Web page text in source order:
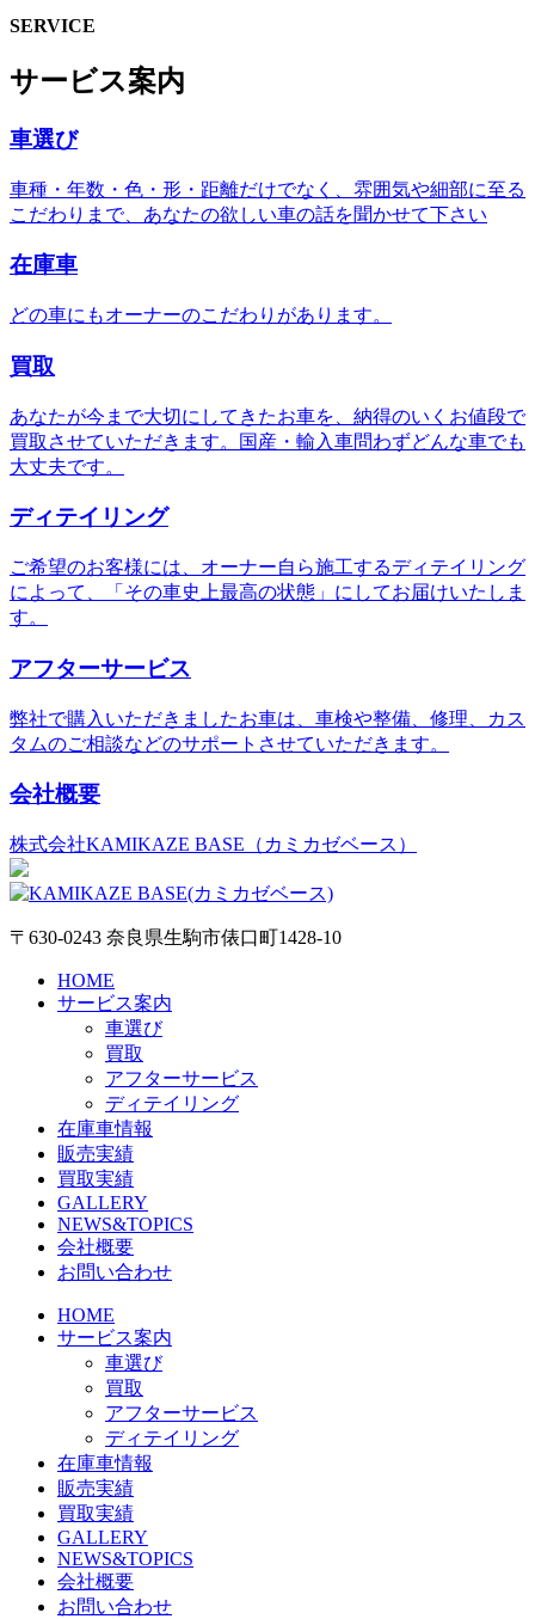
SERVICE
サービス案内
車選び
車種・年数・色・形・距離だけでなく、雰囲気や細部に至る
こだわりまで、あなたの欲しい車の話を聞かせて下さい
在庫車
どの車にもオーナーのこだわりがあります。
買取
あなたが今まで大切にしてきたお車を、納得のいくお値段で
買取させていただきます。国産・輸入車問わずどんな車でも
大丈夫です。
ディテイリング
ご希望のお客様には、オーナー自ら施工するディテイリング
によって、「その車史上最高の状態」にしてお届けいたしま
す。
アフターサービス
弊社で購入いただきましたお車は、車検や整備、修理、カス
タムのご相談などのサポートさせていただきます。
会社概要
株式会社KAMIKAZE BASE（カミカゼベース）
〒630-0243 奈良県生駒市俵口町1428-10
HOME
サービス案内
車選び
買取
アフターサービス
ディテイリング
在庫車情報
販売実績
買取実績
GALLERY
NEWS&TOPICS
会社概要
お問い合わせ
HOME
サービス案内
車選び
買取
アフターサービス
ディテイリング
在庫車情報
販売実績
買取実績
GALLERY
NEWS&TOPICS
会社概要
お問い合わせ